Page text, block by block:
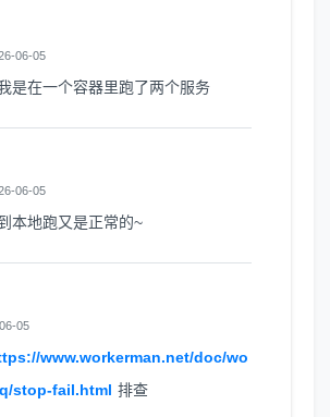
06-05
是在一个容器里跑了两个服务
06-05
本地跑又是正常的~
05
www.workerman.net/doc/wo
stop-fail.html 排查